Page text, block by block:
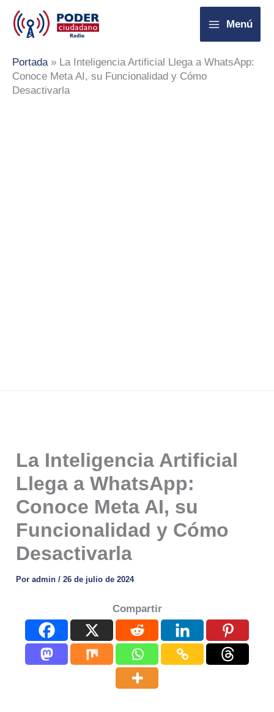
contenido
Menú
Portada» La Inteligencia Artificial Llega a WhatsApp:
Conoce Meta AI, su Funcionalidad y Cómo
Desactivarla
La Inteligencia Artificial
Llega a WhatsApp:
Conoce Meta AI, su
Funcionalidad y Cómo
Desactivarla
Poradmin/26 de julio de 2024
Compartir